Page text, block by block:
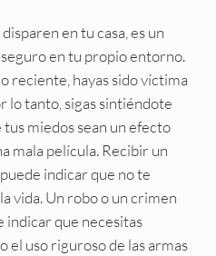
en tu casa, es un
en tu propio entorno.
reciente, hayas sido víctima
lo tanto, sigas sintiéndote
miedos sean un efecto
mala película. Recibir un
indicar que no te
vida. Un robo o un crimen
indicar que necesitas
el uso riguroso de las armas